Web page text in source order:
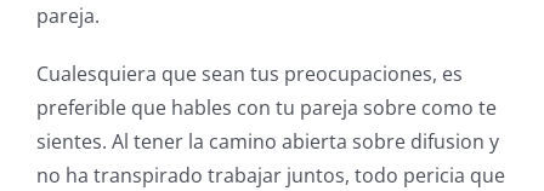
pareja.
Cualesquiera que sean tus preocupaciones, es
preferible que hables con tu pareja sobre como te
sientes. Al tener la camino abierta sobre difusion y
no ha transpirado trabajar juntos, todo pericia que